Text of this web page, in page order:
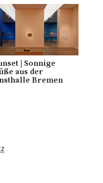
| Sonnige
aus der
Bremen